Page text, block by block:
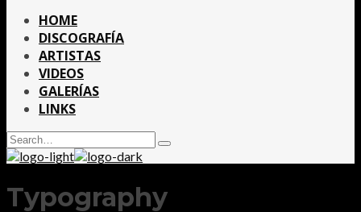
HOME
DISCOGRAFÍA
ARTISTAS
VIDEOS
GALERÍAS
LINKS
Search
for:
Type
and
Typography